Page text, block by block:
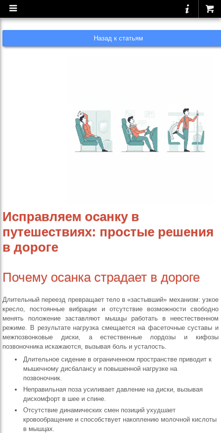
Назад к статьям
Исправляем осанку в
путешествиях: простые решения
в дороге
Почему осанка страдает в дороге
Длительный переезд превращает тело в «застывший» механизм: узкое
кресло, постоянные вибрации и отсутствие возможности свободно
менять положение заставляют мышцы работать в неестественном
режиме. В результате нагрузка смещается на фасеточные суставы и
межпозвонковые диски, а естественные лордозы и кифозы
позвоночника искажаются, вызывая боль и усталость.
Длительное сидение в ограниченном пространстве приводит к
мышечному дисбалансу и повышенной нагрузке на
позвоночник.
Неправильная поза усиливает давление на диски, вызывая
дискомфорт в шее и спине.
Отсутствие динамических смен позиций ухудшает
кровообращение и способствует накоплению молочной кислоты
в мышцах.